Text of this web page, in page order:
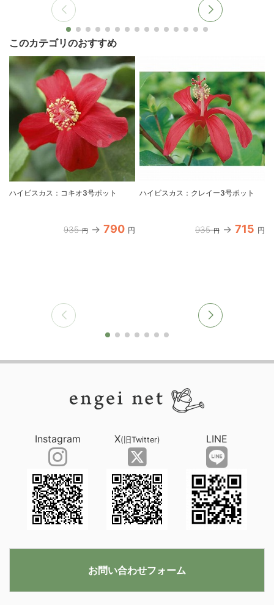
このカテゴリのおすすめ
ハイビスカス：コキオ3号ポット
935 円 790 円
ハイビスカス：クレイー3号ポット
935 円 715 円
Instagram X(旧Twitter) LINE
お問い合わせフォーム